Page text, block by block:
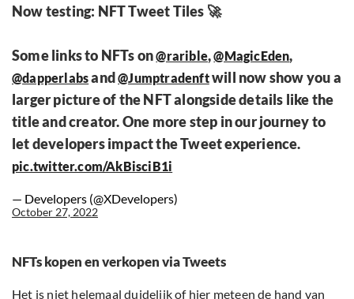
Now testing: NFT Tweet Tiles 🚀
Some links to NFTs on@rarible,@MagicEden,
@dapperlabsand@Jumptradenftwill now show you a
larger picture of the NFT alongside details like the
title and creator. One more step in our journey to
let developers impact the Tweet experience.
pic.twitter.com/AkBisciB1i
— Developers (@XDevelopers)
October 27, 2022
NFTs kopen en verkopen via Tweets
Het is niet helemaal duidelijk of hier meteen de hand van